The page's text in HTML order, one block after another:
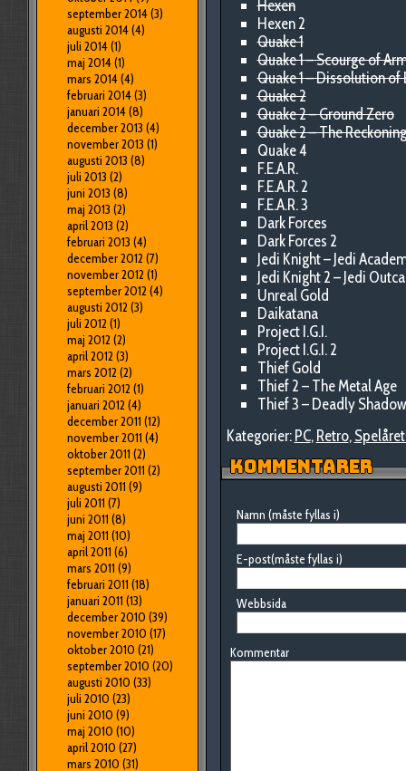
september 2014(3)
augusti 2014(4)
juli 2014(1)
maj 2014(1)
mars 2014(4)
februari 2014(3)
januari 2014(8)
december 2013 (4)
november 2013 (1)
augusti 2013 (8)
juli 2013 (2)
juni 2013 (8)
maj 2013 (2)
april 2013 (2)
februari 2013 (4)
december 2012 (7)
november 2012 (1)
september 2012 (4)
augusti 2012 (3)
juli 2012 (1)
maj 2012 (2)
april 2012 (3)
mars 2012 (2)
februari 2012 (1)
januari 2012 (4)
december 2011 (12)
november 2011 (4)
oktober 2011 (2)
september 2011 (2)
augusti 2011 (9)
juli 2011 (7)
juni 2011 (8)
maj 2011 (10)
april 2011 (6)
mars 2011 (9)
februari 2011 (18)
januari 2011 (13)
december 2010 (39)
november 2010 (17)
oktober 2010 (21)
september 2010 (20)
augusti 2010 (33)
juli 2010 (23)
juni 2010 (9)
maj 2010 (10)
april 2010 (27)
mars 2010 (31)
Hexen
Hexen 2
Quake 1
Quake 1 – Scourge of
Quake 1 – Dissolution of
Quake 2
Quake 2 – Ground Zero
Quake 2 – The Reckoning
Quake 4
F.E.A.R.
F.E.A.R. 2
F.E.A.R. 3
Dark Forces
Dark Forces 2
Jedi Knight – Jedi
Jedi Knight 2 – Jedi
Unreal Gold
Daikatana
Project I.G.I.
Project I.G.I. 2
Thief Gold
Thief 2 – The Metal Age
Thief 3 – Deadly
Kategorier:PC,Retro,
KOMMENTARER
Namn (måste fyllas i)
E-post(måste fyllas i)
Webbsida
Kommentar